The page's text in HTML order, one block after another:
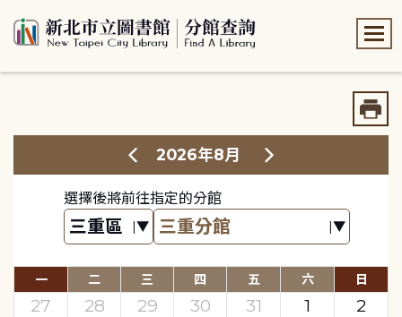
2026年8月
選擇後將前往指定的分館
一 二 三 四 五 六 日
27 28 29 30 31 1
2